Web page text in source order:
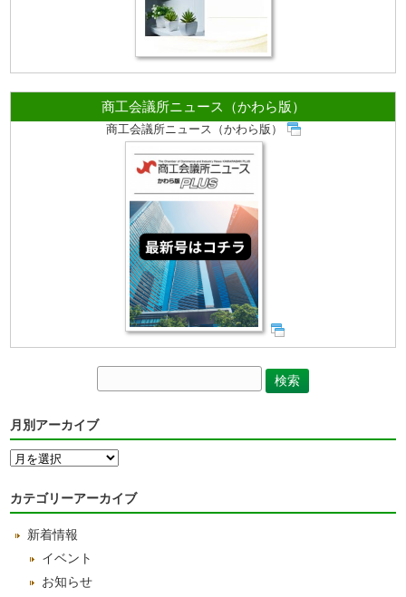
商工会議所ニュース（かわら版）
商工会議所ニュース（かわら版）
月別アーカイブ
月
ー
イ
カテゴリーアーカイブ
新着情報
イベント
お知らせ